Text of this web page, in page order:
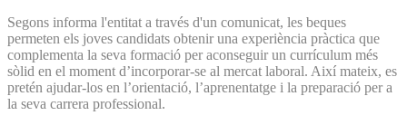
Segons informa l'entitat a través d'un comunicat, les beques
permeten els joves candidats obtenir una experiència pràctica que
complementa la seva formació per aconseguir un currículum més
sòlid en el moment d’incorporar-se al mercat laboral. Així mateix, es
pretén ajudar-los en l’orientació, l’aprenentatge i la preparació per a
la seva carrera professional.